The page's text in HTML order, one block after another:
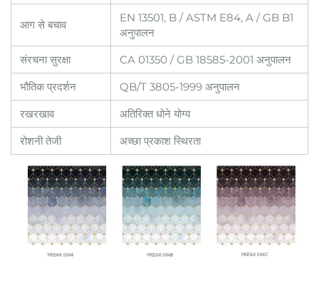
आग से बचाव
EN 13501, B / ASTM E84, A / GB B1
अनुपालन
संरचना सुरक्षा
CA 01350 / GB 18585-2001 अनुपालन
भौतिक प्रदर्शन
QB/T 3805-1999 अनुपालन
रखरखाव
अतिरिक्त धोने योग्य
रोशनी तेजी
अच्छा प्रकाश स्थिरता